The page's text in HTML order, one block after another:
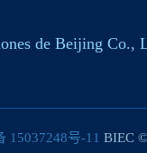
de Beijing Co.,
15037248号-11 BIEC